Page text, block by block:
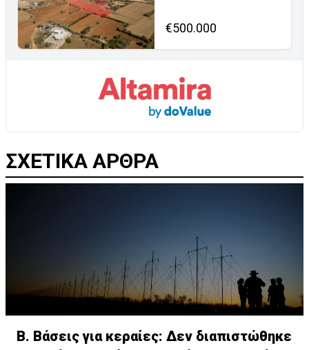
€500.000
ΣΧΕΤΙΚΑ ΑΡΘΡΑ
Β. Βάσεις για κεραίες: Δεν διαπιστώθηκε